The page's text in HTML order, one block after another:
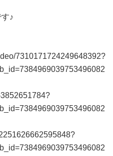
♪
7310171724249648392?